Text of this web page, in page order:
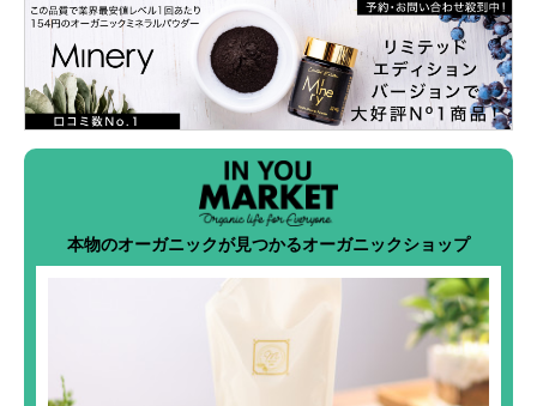
本物のオーガニックが見つかるオーガニックショップ